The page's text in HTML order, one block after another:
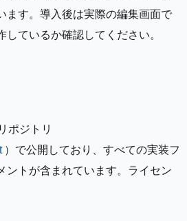
ます。導入後は実際の編集画面で
ているか確認してください。
ポジトリ
）で公開しており、すべての実装フ
ントが含まれています。ライセン